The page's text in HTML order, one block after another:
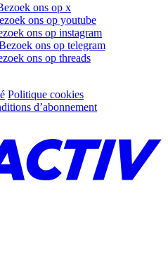
ons op x
ons op youtube
ons op instagram
ons op telegram
ons op threads
Politique cookies
d’abonnement